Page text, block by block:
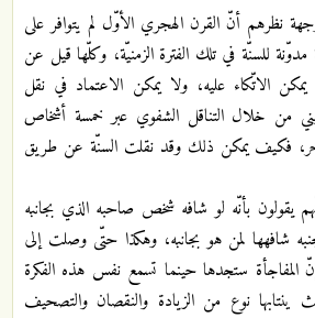
نظرهم أنّ القرن الهجري الأوّل لم يتوافر على
للسنّة في تلك الفترة الزمنيّة، وكلّها قيل عن
الاتّكاء عليه، ولا يمكن الاعتماد في نقل
من خلال التناقل الشفوي عبر خمسة أشخاص
فكيف يمكن ذلك وقد نقلت السنّة عن طريق
يقولون بأنّه لو شافه شخص صاحبه الذي بجانبه
شافهها لمن هو بجانبه، وهكذا حتّى وصلت إلى
المفاجأة ستجدها حينما تسمع نفس هذه الفكرة
نوع من الزيادة والنقصان والتصحيف